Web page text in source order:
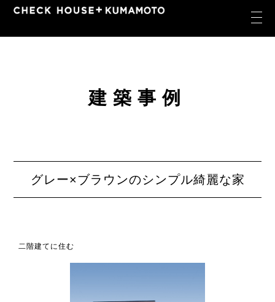
建築事例
グレー×ブラウンのシンプル綺麗な家
二階建てに住む